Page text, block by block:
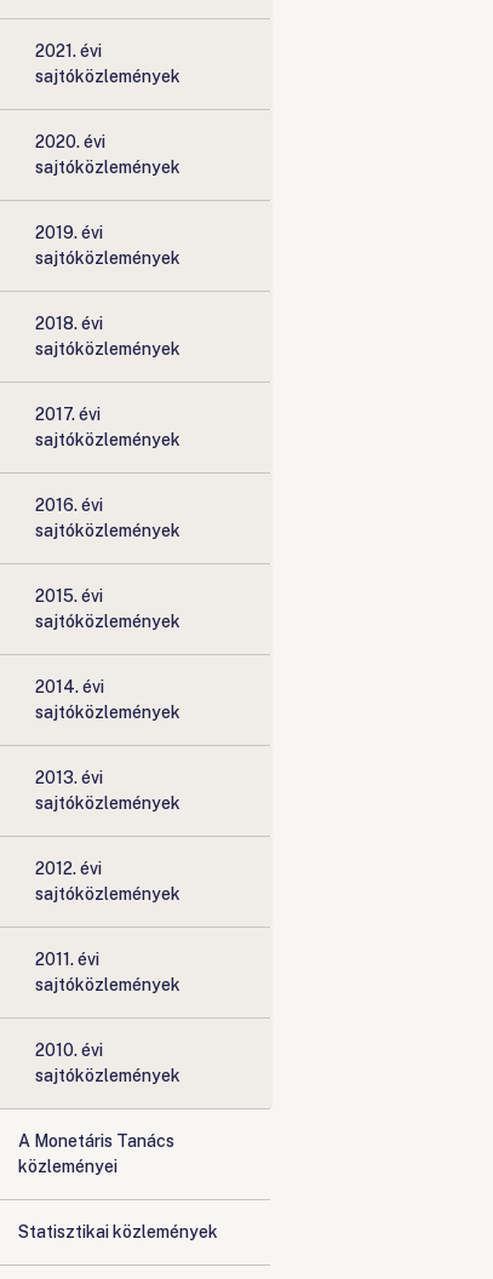
2021. évi
sajtóközlemények
2020. évi
sajtóközlemények
2019. évi
sajtóközlemények
2018. évi
sajtóközlemények
2017. évi
sajtóközlemények
2016. évi
sajtóközlemények
2015. évi
sajtóközlemények
2014. évi
sajtóközlemények
2013. évi
sajtóközlemények
2012. évi
sajtóközlemények
2011. évi
sajtóközlemények
2010. évi
sajtóközlemények
A Monetáris Tanács
közleményei
Statisztikai közlemények